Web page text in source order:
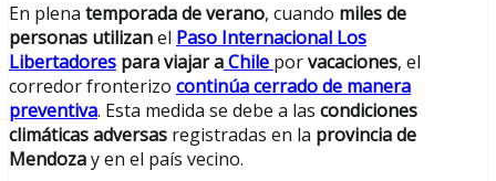
En plena temporada de verano, cuando miles de
personas utilizanel Paso Internacional Los
Libertadores para viajar aChile porvacaciones, el
corredor fronterizo continúa cerrado de manera
preventiva. Esta medida se debe a las condiciones
climáticas adversas registradas en la provincia de
Mendozay en el país vecino.